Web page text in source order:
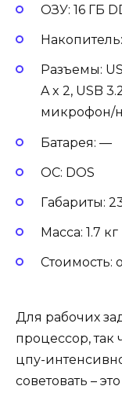
ОЗУ: 16 ГБ
Разъемы:
A x 2, USB
микрофон/
Батарея: —
ОС: DOS
Габариты:
Масса: 1.7 кг
Стоимость:
Для рабочих
процессор,
цпу-
советовать –